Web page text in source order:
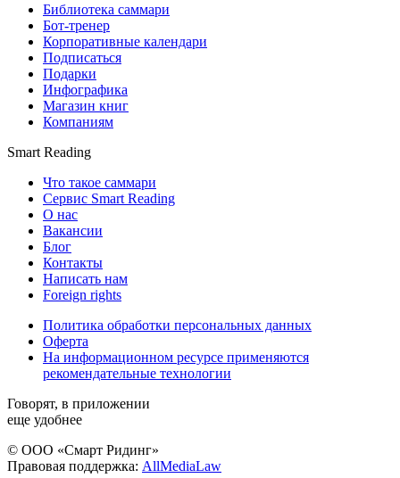
Библиотека саммари
Бот-тренер
Корпоративные календари
Подписаться
Подарки
Инфографика
Магазин книг
Компаниям
Smart Reading
Что такое саммари
Сервис Smart Reading
О нас
Вакансии
Блог
Контакты
Написать нам
Foreign rights
Политика обработки персональных данных
Оферта
На информационном ресурсе применяются
рекомендательные технологии
Говорят, в приложении
еще удобнее
© ООО «Смарт Ридинг»
Правовая поддержка: AllMediaLaw